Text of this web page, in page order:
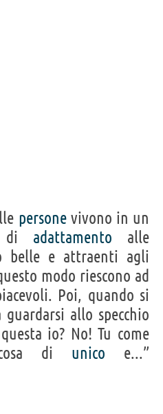
personevivono in un
di adattamento alle
belle e attraenti agli
modo riescono ad
Poi, quando si
guardarsi allo specchio
io? No! Tu come
di unico e...”